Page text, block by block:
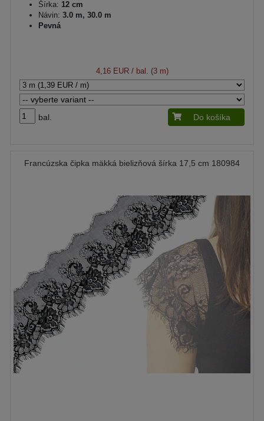
Šírka: 12 cm
Návin: 3.0 m, 30.0 m
Pevná
4,16 EUR/ bal. (3 m)
bal. Do košíka
Francúzska čipka mäkká bielizňová šírka 17,5 cm 180984